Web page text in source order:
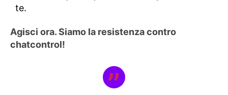
te.
Agisci ora. Siamo la resistenza contro
chatcontrol!